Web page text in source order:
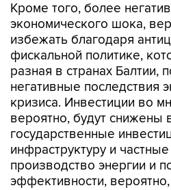
Кроме того, более
экономического шока,
избежать благодаря
фискальной политике,
разная в странах Балтии,
негативные последствия
кризиса. Инвестиции во
вероятно, будут снижены
государственные
инфраструктуру и
производство энергии и
эффективности,